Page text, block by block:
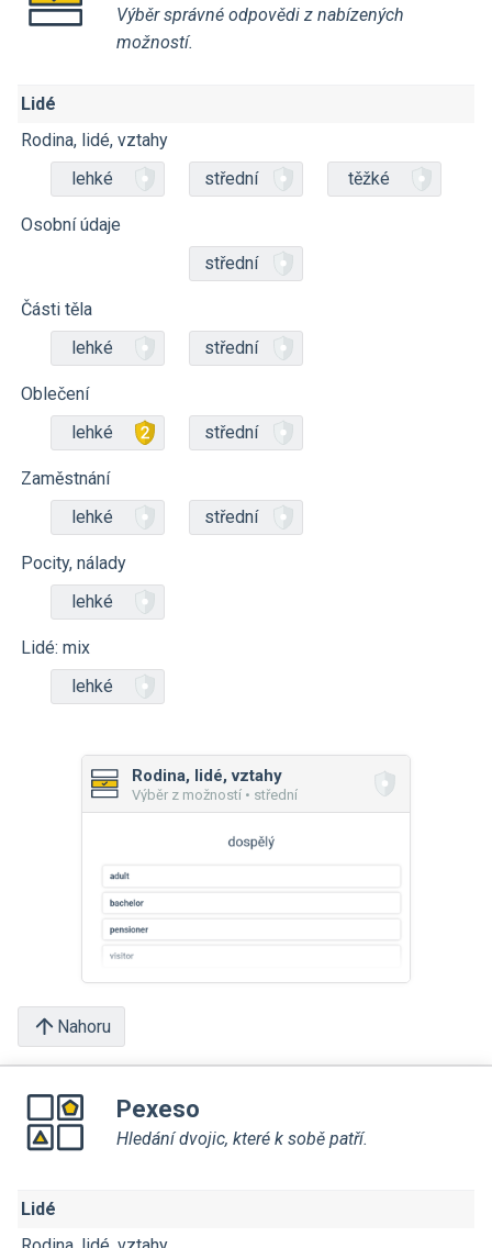
Výběr správné odpovědi z nabízených
možností.
Lidé
Rodina, lidé, vztahy
lehké
střední těžké
Osobní údaje
střední
Části těla
lehké
střední
Oblečení
lehké
střední
Zaměstnání
lehké
střední
Pocity, nálady
lehké
Lidé: mix
lehké
Rodina, lidé, vztahy
Výběr z možností • střední
Nahoru
Pexeso
Hledání dvojic, které k sobě patří.
Lidé